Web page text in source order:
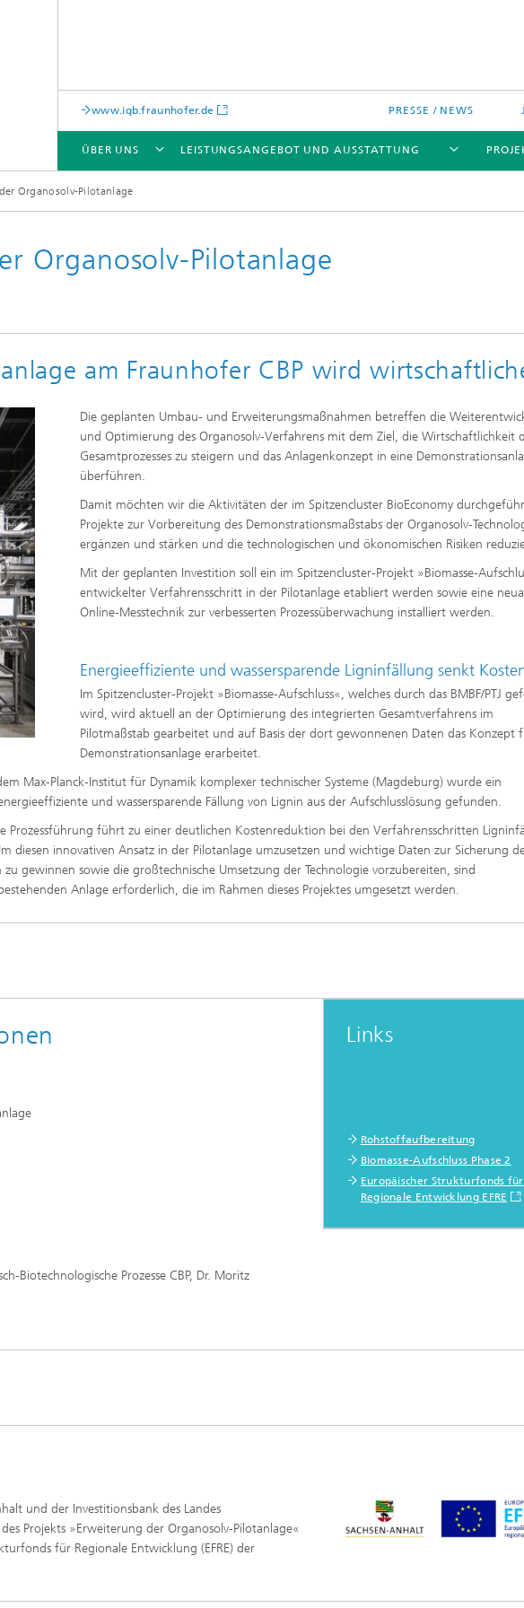
www.igb.fraunhofer.de PRESSE / NEWS
ÜBER UNS LEISTUNGSANGEBOT UND AUSSTATTUNG
Organosolv-Pilotanlage
Organosolv-Pilotanlage
am Fraunhofer CBP wird
Die geplanten Umbau- und Erweiterungsmaßnahmen betreffen die
und Optimierung des Organosolv‑Verfahrens mit dem Ziel, die Wirtschaftlichkeit
Gesamtprozesses zu steigern und das Anlagenkonzept in eine
überführen.
Damit möchten wir die Aktivitäten der im Spitzencluster BioEconomy
Projekte zur Vorbereitung des Demonstrationsmaßstabs der
ergänzen und stärken und die technologischen und ökonomischen Risiken
Mit der geplanten Investition soll ein im Spitzencluster-Projekt
entwickelter Verfahrensschritt in der Pilotanlage etabliert werden sowie eine
Online‑Messtechnik zur verbesserten Prozessüberwachung installiert werden.
Energieeffiziente und wassersparende Ligninfällung senkt
Im Spitzencluster-Projekt »Biomasse‑Aufschluss«, welches durch das BMBF/PTJ
wird, wird aktuell an der Optimierung des integrierten Gesamtverfahrens im
Pilotmaßstab gearbeitet und auf Basis der dort gewonnenen Daten das Konzept
Demonstrationsanlage erarbeitet.
Max‑Planck‑Institut für Dynamik komplexer technischer Systeme (Magdeburg) wurde ein
und wassersparende Fällung von Lignin aus der Aufschlusslösung gefunden.
Prozessführung führt zu einer deutlichen Kostenreduktion bei den Verfahrensschritten
diesen innovativen Ansatz in der Pilotanlage umzusetzen und wichtige Daten zur Sicherung
gewinnen sowie die großtechnische Umsetzung der Technologie vorzubereiten, sind
Anlage erforderlich, die im Rahmen dieses Projektes umgesetzt werden.
Biotechnologische Prozesse CBP, Dr. Moritz
Links
Rohstoffaufbereitung
Biomasse-Aufschluss Phase 2
Europäischer Strukturfonds für
Regionale Entwicklung EFRE
und der Investitionsbank des Landes
Projekts »Erweiterung der Organosolv‑Pilotanlage«
für Regionale Entwicklung (EFRE) der